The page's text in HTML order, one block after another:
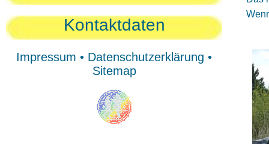
Kontaktdaten
Impressum • Datenschutzerklärung •
Sitemap